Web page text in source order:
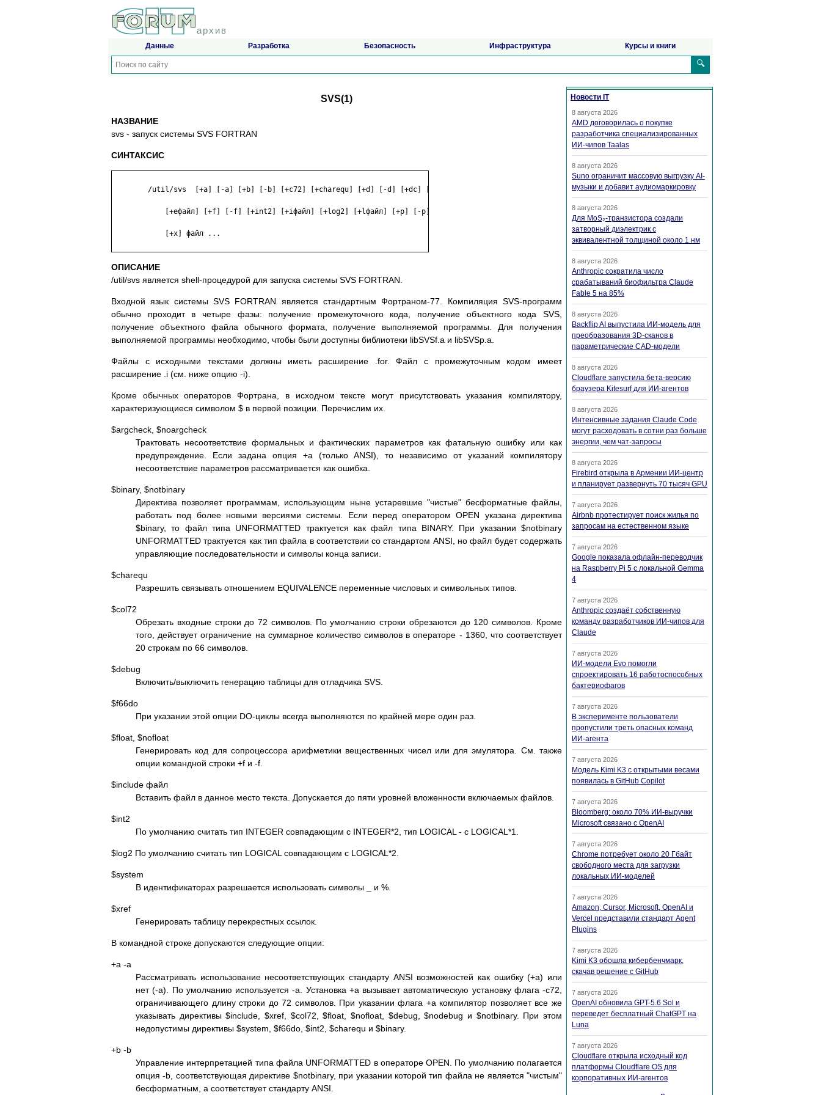
архив
Данные Разработка Безопасность Инфраструктура Курсы и книги
🔍
SVS(1)
НАЗВАНИЕ
svs - запуск системы SVS FORTRAN
СИНТАКСИС
ОПИСАНИЕ
/util/svs является shell-процедурой для запуска системы SVS FORTRAN.
Входной язык системы SVS FORTRAN является стандартным Фортраном-77. Компиляция SVS-программ
обычно проходит в четыре фазы: получение промежуточного кода, получение объектного кода SVS,
получение объектного файла обычного формата, получение выполняемой программы. Для получения
выполняемой программы необходимо, чтобы были доступны библиотеки libSVSf.a и libSVSp.a.
Файлы с исходными текстами должны иметь расширение .for. Файл с промежуточным кодом имеет
расширение .i (см. ниже опцию -i).
Кроме обычных операторов Фортрана, в исходном тексте могут присутствовать указания компилятору,
характеризующиеся символом $ в первой позиции. Перечислим их.
$argcheck, $noargcheck
Трактовать несоответствие формальных и фактических параметров как фатальную ошибку или как
предупреждение. Если задана опция +a (только ANSI), то независимо от указаний компилятору
несоответствие параметров рассматривается как ошибка.
$binary, $notbinary
Директива позволяет программам, использующим ныне устаревшие "чистые" бесформатные файлы,
работать под более новыми версиями системы. Если перед оператором OPEN указана директива
$binary, то файл типа UNFORMATTED трактуется как файл типа BINARY. При указании $notbinary
UNFORMATTED трактуется как тип файла в соответствии со стандартом ANSI, но файл будет содержать
управляющие последовательности и символы конца записи.
$charequ
Разрешить связывать отношением EQUIVALENCE переменные числовых и символьных типов.
$col72
Обрезать входные строки до 72 символов. По умолчанию строки обрезаются до 120 символов. Кроме
того, действует ограничение на суммарное количество символов в операторе - 1360, что соответствует
20 строкам по 66 символов.
$debug
Включить/выключить генерацию таблицы для отладчика SVS.
$f66do
При указании этой опции DO-циклы всегда выполняются по крайней мере один раз.
$float, $nofloat
Генерировать код для сопроцессора арифметики вещественных чисел или для эмулятора. См. также
опции командной строки +f и -f.
$include файл
Вставить файл в данное место текста. Допускается до пяти уровней вложенности включаемых файлов.
$int2
По умолчанию считать тип INTEGER совпадающим с INTEGER*2, тип LOGICAL - с LOGICAL*1.
$log2 По умолчанию считать тип LOGICAL совпадающим с LOGICAL*2.
$system
В идентификаторах разрешается использовать символы _ и %.
$xref
Генерировать таблицу перекрестных ссылок.
В командной строке допускаются следующие опции:
+a -a
Рассматривать использование несоответствующих стандарту ANSI возможностей как ошибку (+a) или
нет (-a). По умолчанию используется -a. Установка +a вызывает автоматическую установку флага -c72,
ограничивающего длину строки до 72 символов. При указании флага +a компилятор позволяет все же
указывать директивы $include, $xref, $col72, $float, $nofloat, $debug, $nodebug и $notbinary. При этом
недопустимы директивы $system, $f66do, $int2, $charequ и $binary.
+b -b
Управление интерпретацией типа файла UNFORMATTED в операторе OPEN. По умолчанию полагается
опция -b, соответствующая директиве $notbinary, при указании которой тип файла не является "чистым"
бесформатным, а соответствует стандарту ANSI.
Новости IT
8 августа 2026
AMD договорилась о покупке
разработчика специализированных
ИИ-чипов Taalas
8 августа 2026
Suno ограничит массовую выгрузку AI-
музыки и добавит аудиомаркировку
8 августа 2026
Для MoS₂-транзистора создали
затворный диэлектрик с
эквивалентной толщиной около 1 нм
8 августа 2026
Anthropic сократила число
срабатываний биофильтра Claude
Fable 5 на 85%
8 августа 2026
Backflip AI выпустила ИИ-модель для
преобразования 3D-сканов в
параметрические CAD-модели
8 августа 2026
Cloudflare запустила бета-версию
браузера Kitesurf для ИИ-агентов
8 августа 2026
Интенсивные задания Claude Code
могут расходовать в сотни раз больше
энергии, чем чат-запросы
8 августа 2026
Firebird открыла в Армении ИИ-центр
и планирует развернуть 70 тысяч GPU
7 августа 2026
Airbnb протестирует поиск жилья по
запросам на естественном языке
7 августа 2026
Google показала офлайн-переводчик
на Raspberry Pi 5 с локальной Gemma
4
7 августа 2026
Anthropic создаёт собственную
команду разработчиков ИИ-чипов для
Claude
7 августа 2026
ИИ-модели Evo помогли
спроектировать 16 работоспособных
бактериофагов
7 августа 2026
В эксперименте пользователи
пропустили треть опасных команд
ИИ-агента
7 августа 2026
Модель Kimi K3 с открытыми весами
появилась в GitHub Copilot
7 августа 2026
Bloomberg: около 70% ИИ-выручки
Microsoft связано с OpenAI
7 августа 2026
Chrome потребует около 20 Гбайт
свободного места для загрузки
локальных ИИ-моделей
7 августа 2026
Amazon, Cursor, Microsoft, OpenAI и
Vercel представили стандарт Agent
Plugins
7 августа 2026
Kimi K3 обошла кибербенчмарк,
скачав решение с GitHub
7 августа 2026
OpenAI обновила GPT-5.6 Sol и
переведет бесплатный ChatGPT на
Luna
7 августа 2026
Cloudflare открыла исходный код
платформы Cloudflare OS для
корпоративных ИИ-агентов